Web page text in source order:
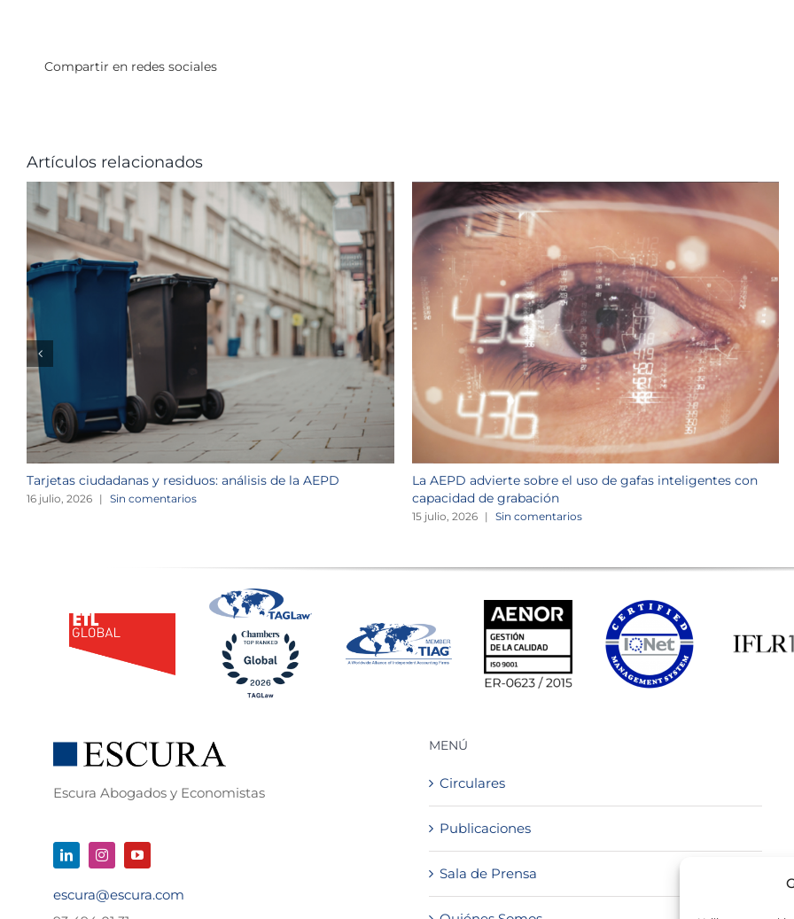
Compartir en redes sociales
Artículos relacionados
Tarjetas ciudadanas y residuos: análisis de la AEPD
16 julio, 2026 | Sin comentarios
La AEPD advierte sobre el uso de gafas inteligentes con
capacidad de grabación
15 julio, 2026 | Sin comentarios
Escura Abogados y Economistas
escura@escura.com
MENÚ
Circulares
Publicaciones
Sala de Prensa